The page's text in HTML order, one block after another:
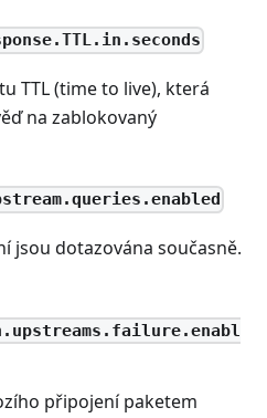
TTL (time to live), která
na zablokovaný
jsou dotazována současně.
připojení paketem